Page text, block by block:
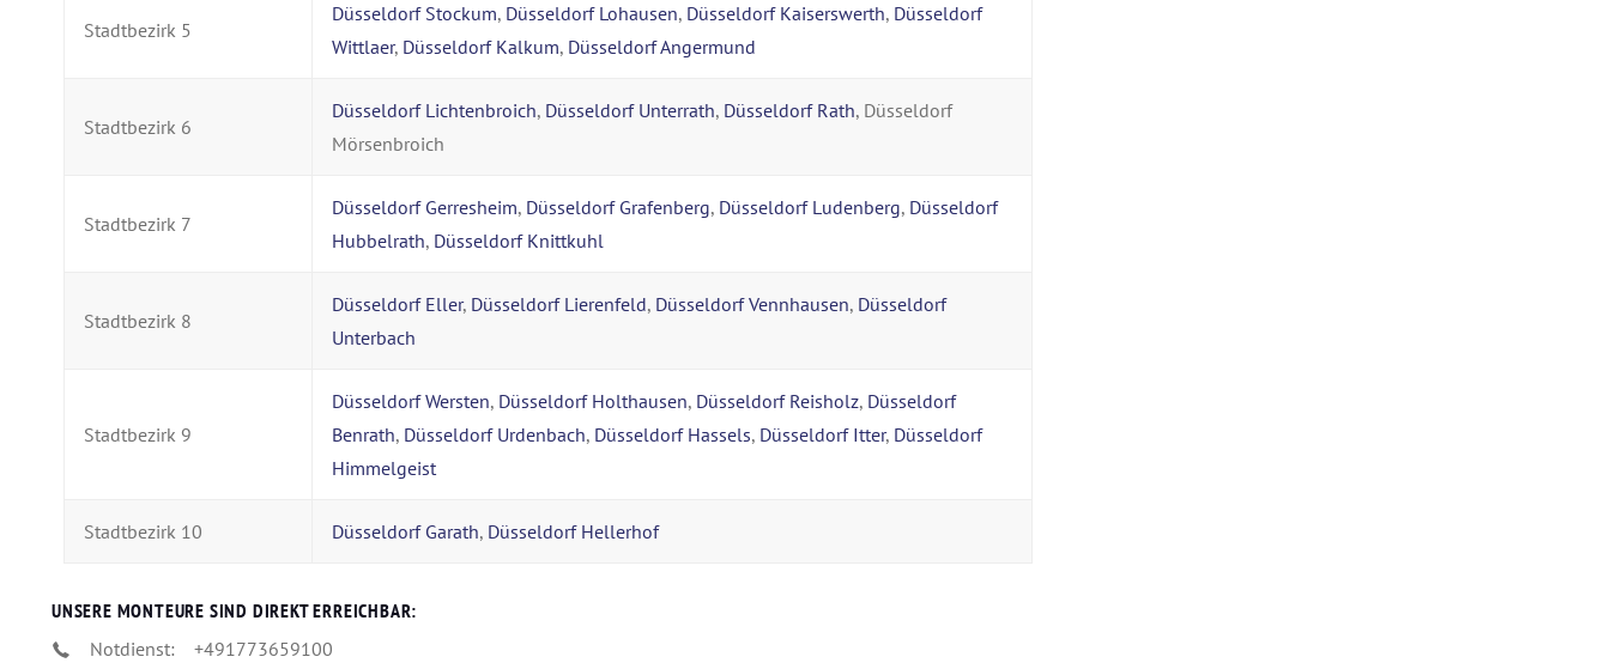
Stadtbezirk 5
Düsseldorf Stockum, Düsseldorf Lohausen, Düsseldorf Kaiserswerth, Düsseldorf
Wittlaer, Düsseldorf Kalkum, Düsseldorf Angermund
Stadtbezirk 6
Düsseldorf Lichtenbroich, Düsseldorf Unterrath, Düsseldorf Rath, Düsseldorf
Mörsenbroich
Stadtbezirk 7
Düsseldorf Gerresheim, Düsseldorf Grafenberg, Düsseldorf Ludenberg, Düsseldorf
Hubbelrath, Düsseldorf Knittkuhl
Stadtbezirk 8
Düsseldorf Eller, Düsseldorf Lierenfeld, Düsseldorf Vennhausen, Düsseldorf
Unterbach
Stadtbezirk 9
Düsseldorf Wersten, Düsseldorf Holthausen, Düsseldorf Reisholz, Düsseldorf
Benrath, Düsseldorf Urdenbach, Düsseldorf Hassels, Düsseldorf Itter, Düsseldorf
Himmelgeist
Stadtbezirk 10 Düsseldorf Garath, Düsseldorf Hellerhof
UNSERE MONTEURE SIND DIREKT ERREICHBAR:
Notdienst:
+491773659100